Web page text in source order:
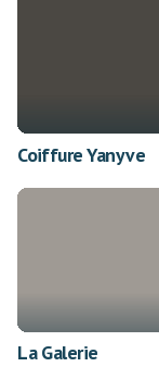
Coiffure Yanyve
La Galerie